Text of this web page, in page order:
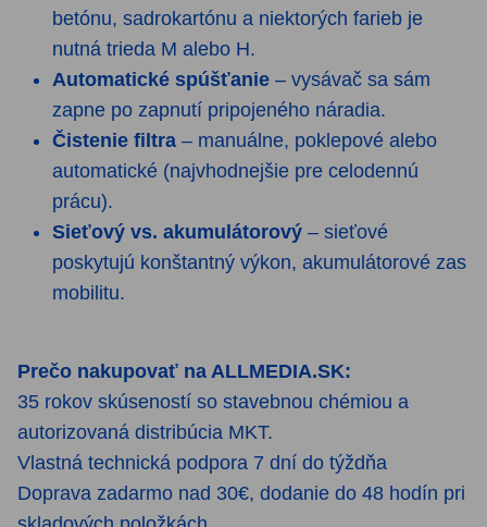
betónu, sadrokartónu a niektorých farieb je
nutná trieda M alebo H.
Automatické spúšťanie – vysávač sa sám
zapne po zapnutí pripojeného náradia.
Čistenie filtra – manuálne, poklepové alebo
automatické (najvhodnejšie pre celodennú
prácu).
Sieťový vs. akumulátorový – sieťové
poskytujú konštantný výkon, akumulátorové zas
mobilitu.
Prečo nakupovať na ALLMEDIA.SK:
35 rokov skúseností so stavebnou chémiou a
autorizovaná distribúcia MKT.
Vlastná technická podpora 7 dní do týždňa
Doprava zadarmo nad 30€, dodanie do 48 hodín pri